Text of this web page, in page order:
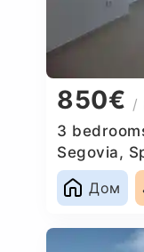
850€ /
3
Segovia,
Дом